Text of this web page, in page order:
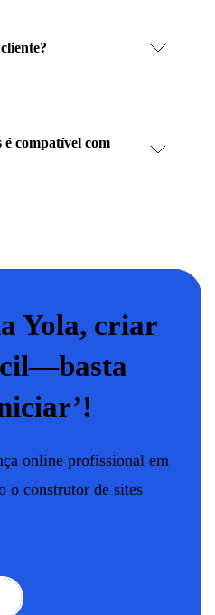
é compatível com
Yola, criar
online profissional em
o construtor de sites